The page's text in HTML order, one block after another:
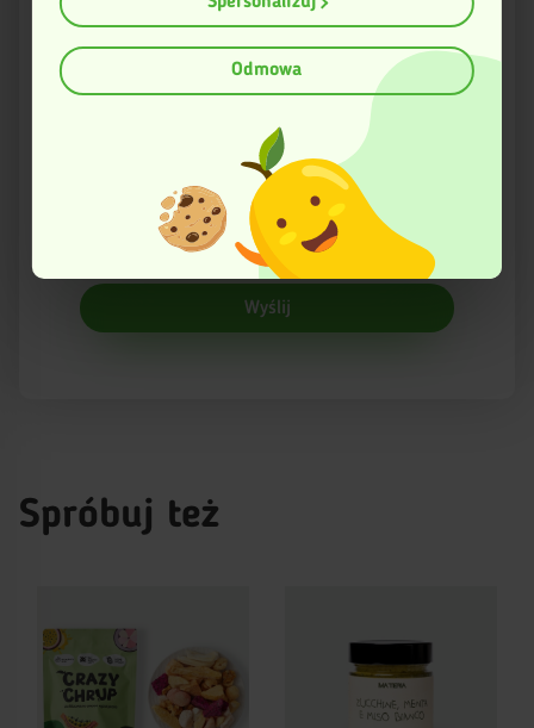
analizując charakteryzującego je zbiory danych
Dowiedz się więcej odnośnie tego, jak Twoje osobiste dane
są przetwarzane oraz ustaw własne preferencje w
. W Deklaracji plików cookie możesz zmienić lub
wycofać swoją zgodę w dowolnej chwili.
Ta strona korzysta z plików cookies w celu poprawy
swojego funkcjonowania oraz w celach analitycznych.
Więcej informacji znajduje się w Polityce prywatności.
Odmowa
Imię
Wyślij
Spróbuj też